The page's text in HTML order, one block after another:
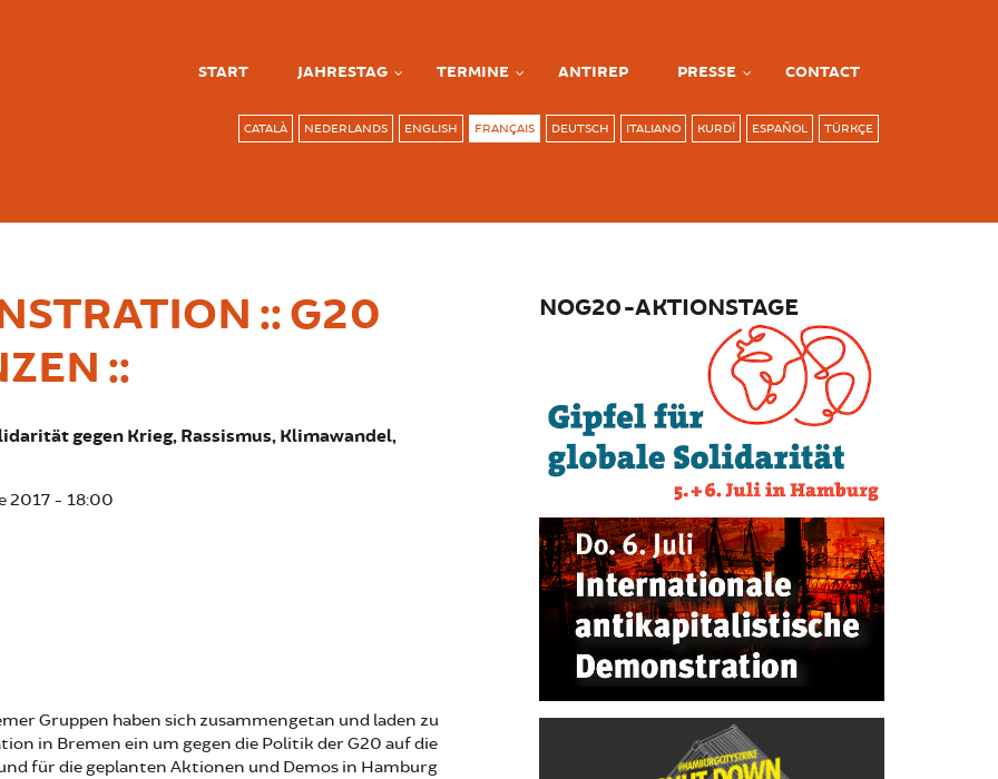
START JAHRESTAG TERMINE ANTIREP PRESSE CONTACT
CATALÀ NEDERLANDS ENGLISH FRANÇAIS DEUTSCH ITALIANO KURDÎ ESPAÑOL TÜRKÇE
:: G20
::
gegen Krieg, Rassismus, Klimawandel,
2017 - 18:00
Gruppen haben sich zusammengetan und laden zu
in Bremen ein um gegen die Politik der G20 auf die
für die geplanten Aktionen und Demos in Hamburg
NOG20-AKTIONSTAGE